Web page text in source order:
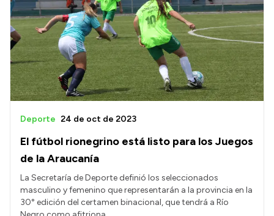
El fútbol rionegrino está listo para los Juegos
de la Araucanía
Deporte 24 de oct de 2023
La Secretaría de Deporte definió los seleccionados
masculino y femenino que representarán a la provincia en la
30° edición del certamen binacional, que tendrá a Río